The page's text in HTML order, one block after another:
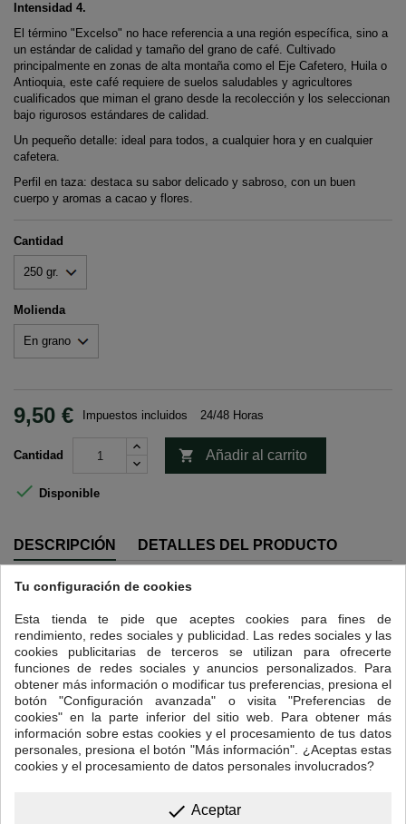
Intensidad 4.
El término "Excelso" no hace referencia a una región específica, sino a
un estándar de calidad y tamaño del grano de café. Cultivado
principalmente en zonas de alta montaña como el Eje Cafetero, Huila o
Antioquia, este café requiere de suelos saludables y agricultores
cualificados que miman el grano desde la recolección y los seleccionan
bajo rigurosos estándares de calidad.
Un pequeño detalle: ideal para todos, a cualquier hora y en cualquier
cafetera.
Perfil en taza: destaca su sabor delicado y sabroso, con un buen
cuerpo y aromas a cacao y flores.
Cantidad
Molienda
9,50 € Impuestos incluidos 24/48 Horas
Cantidad  Añadir al carrito
 Disponible
DESCRIPCIÓN DETALLES DEL PRODUCTO
Intensidad 4.
El término "Excelso" no hace referencia a una región específica, sino a
un estándar de calidad y tamaño del grano de café. Cultivado
principalmente en zonas de alta montaña como el Eje Cafetero, Huila o
Antioquia, este café requiere de suelos saludables y agricultores
cualificados que miman el grano desde la recolección y los seleccionan
bajo rigurosos estándares de calidad.
Un pequeño detalle: ideal para todos, a cualquier hora y en cualquier
cafetera.
Perfil en taza: destaca su sabor delicado y sabroso, con un buen
cuerpo y aromas a cacao y flores.
13 OTROS PRODUCTOS EN LA MISMA CATEGORÍA:
Tu configuración de cookies
Esta tienda te pide que aceptes cookies para fines de
rendimiento, redes sociales y publicidad. Las redes sociales y las
cookies publicitarias de terceros se utilizan para ofrecerte
funciones de redes sociales y anuncios personalizados. Para
obtener más información o modificar tus preferencias, presiona el
botón "Configuración avanzada" o visita "Preferencias de
cookies" en la parte inferior del sitio web. Para obtener más
información sobre estas cookies y el procesamiento de tus datos
personales, presiona el botón "Más información". ¿Aceptas estas
cookies y el procesamiento de datos personales involucrados?
done Aceptar